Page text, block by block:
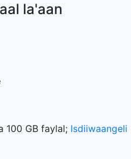
la'aan
100 GB faylal; Isdiiwaangeli